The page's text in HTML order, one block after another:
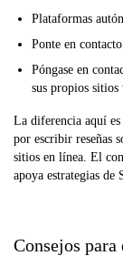
Plataformas
Ponte en
Póngase en
sus propios sitios
La diferencia aquí es
por escribir reseñas
sitios en línea. El
apoya estrategias de
Consejos